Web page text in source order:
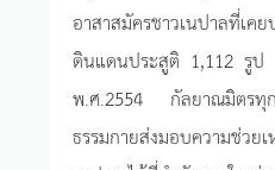
อาสาสมัครชาวเนปาลที่เค
ดินแดนประสูติ 1,112 รู
พ.ศ.2554 กัลยาณมิตรทุก
ธรรมกายส่งมอบความช่วย